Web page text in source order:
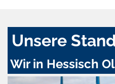
Unsere
Wir in Hessisch